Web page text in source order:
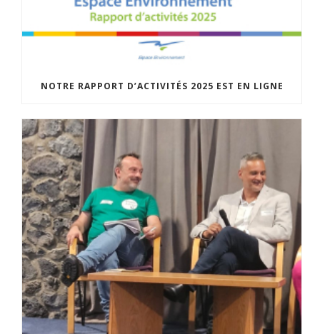
NOTRE RAPPORT D’ACTIVITÉS 2025 EST EN LIGNE